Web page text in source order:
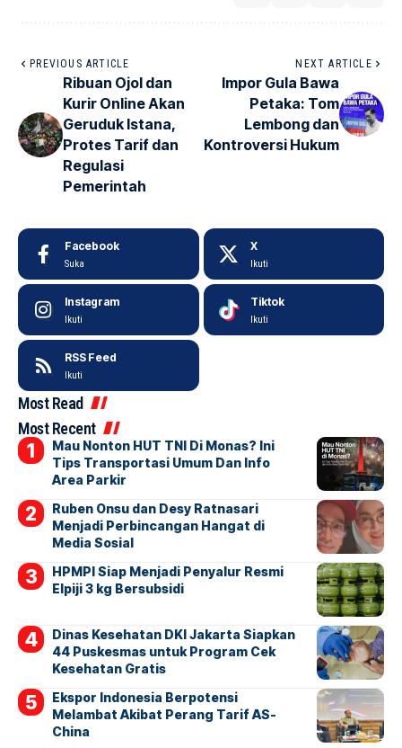
PREVIOUS ARTICLE
Ribuan Ojol dan
Kurir Online Akan
Geruduk Istana,
Protes Tarif dan
Regulasi
Pemerintah
NEXT ARTICLE
Impor Gula Bawa
Petaka: Tom
Lembong dan
Kontroversi Hukum
Facebook
Suka
X
Ikuti
Instagram
Ikuti
Tiktok
Ikuti
RSS Feed
Ikuti
Most Read
Most Recent
Mau Nonton HUT TNI Di Monas? Ini
Tips Transportasi Umum Dan Info
Area Parkir
Ruben Onsu dan Desy Ratnasari
Menjadi Perbincangan Hangat di
Media Sosial
HPMPI Siap Menjadi Penyalur Resmi
Elpiji 3 kg Bersubsidi
Dinas Kesehatan DKI Jakarta Siapkan
44 Puskesmas untuk Program Cek
Kesehatan Gratis
Ekspor Indonesia Berpotensi
Melambat Akibat Perang Tarif AS-
China